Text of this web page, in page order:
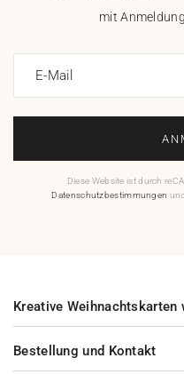
mit
E-Mail
Diese Website ist durch
Datenschutzbestimmungen und
Bestellung und Kontakt
Kreative Weihnachtskarten